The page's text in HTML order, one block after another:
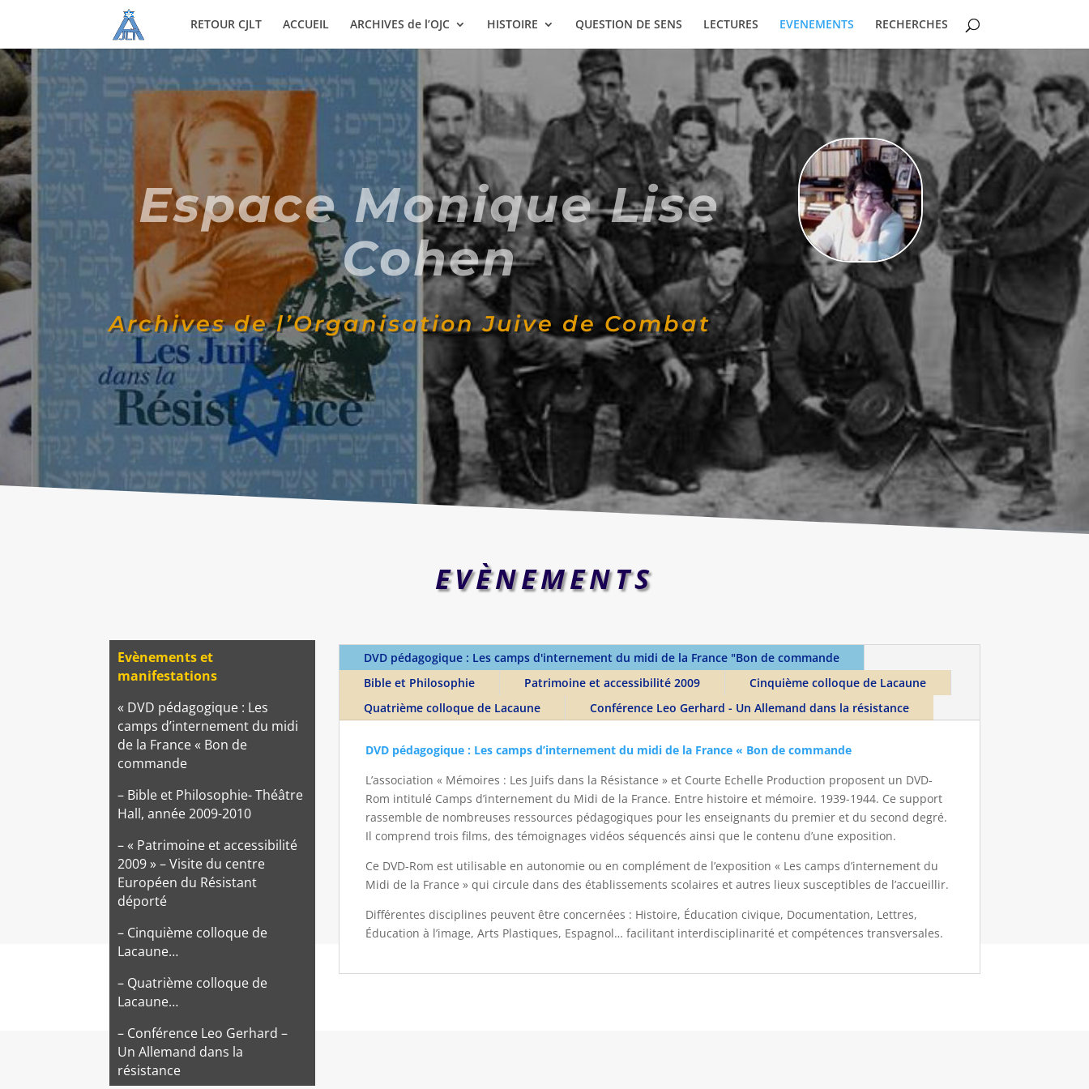
RETOUR CJLT ACCUEIL ARCHIVES de l’OJC HISTOIRE QUESTION DE SENS LECTURES EVENEMENTS RECHERCHES
Espace Monique Lise
Cohen
Archives de l’Organisation Juive de Combat
EVÈNEMENTS
Evènements et
manifestations
« DVD pédagogique : Les
camps d’internement du midi
de la France « Bon de
commande
– Bible et Philosophie- Théâtre
Hall, année 2009-2010
– « Patrimoine et accessibilité
2009 » – Visite du centre
Européen du Résistant
déporté
– Cinquième colloque de
Lacaune…
– Quatrième colloque de
Lacaune…
– Conférence Leo Gerhard –
Un Allemand dans la
résistance
DVD pédagogique : Les camps d'internement du midi de la France "Bon de commande
Bible et Philosophie
Patrimoine et accessibilité 2009
Cinquième colloque de Lacaune
Quatrième colloque de Lacaune
Conférence Leo Gerhard - Un Allemand dans la résistance
DVD pédagogique : Les camps d’internement du midi de la France « Bon de commande
L’association « Mémoires : Les Juifs dans la Résistance » et Courte Echelle Production proposent un DVD-
Rom intitulé Camps d’internement du Midi de la France. Entre histoire et mémoire. 1939-1944. Ce support
rassemble de nombreuses ressources pédagogiques pour les enseignants du premier et du second degré.
Il comprend trois films, des témoignages vidéos séquencés ainsi que le contenu d’une exposition.
Ce DVD-Rom est utilisable en autonomie ou en complément de l’exposition « Les camps d’internement du
Midi de la France » qui circule dans des établissements scolaires et autres lieux susceptibles de l’accueillir.
Différentes disciplines peuvent être concernées : Histoire, Éducation civique, Documentation, Lettres,
Éducation à l’image, Arts Plastiques, Espagnol… facilitant interdisciplinarité et compétences transversales.